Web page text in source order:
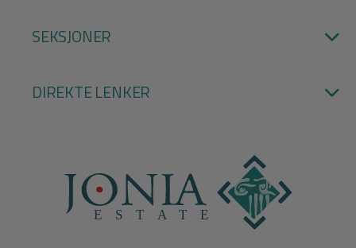
SEKSJONER
DIREKTE LENKER